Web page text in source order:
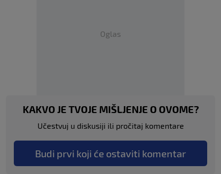
Oglas
KAKVO JE TVOJE MIŠLJENJE O OVOME?
Učestvuj u diskusiji ili pročitaj komentare
Budi prvi koji će ostaviti komentar